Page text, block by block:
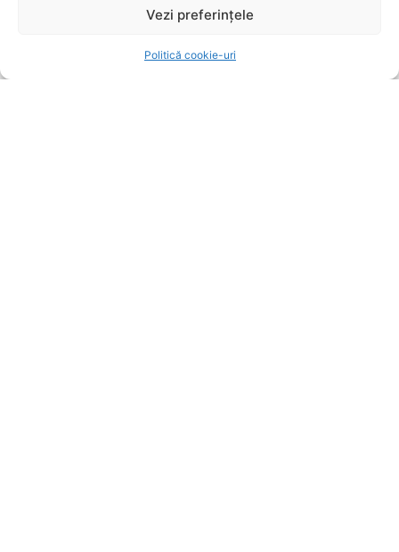
Vezi preferințele
Politică cookie-uri
7 august 2026